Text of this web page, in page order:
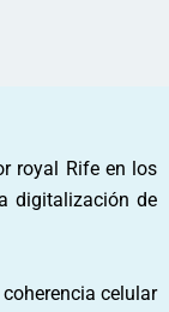
royal Rife en los
digitalización de
celular